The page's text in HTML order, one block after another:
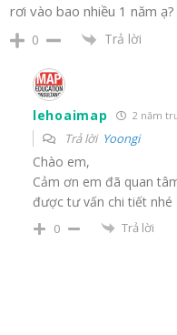
rơi vào bao nhiều 1 năm ạ?
0 Trả lời
lehoaimap 2 năm
Trả lời Yoongi
Chào em,
Cảm ơn em đã quan
được tư vấn chi tiết nhé
0 Trả lời